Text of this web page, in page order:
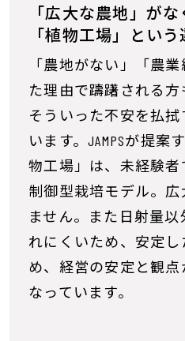
「広大な農地」が
「植物工場」とい
「農地がない」「農
た理由で躊躇される
そういった不安を払
います。JAMPSが提案
物工場」は、未経験
制御型栽培モデル。
ません。また日射量
れにくいため、安定
め、経営の安定と観点
なっています。